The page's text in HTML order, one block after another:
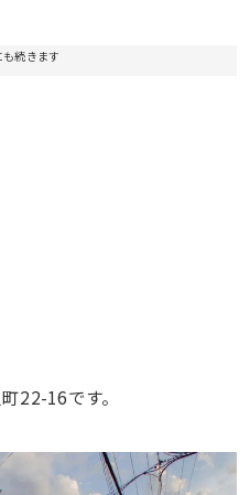
続きます
22-16です。